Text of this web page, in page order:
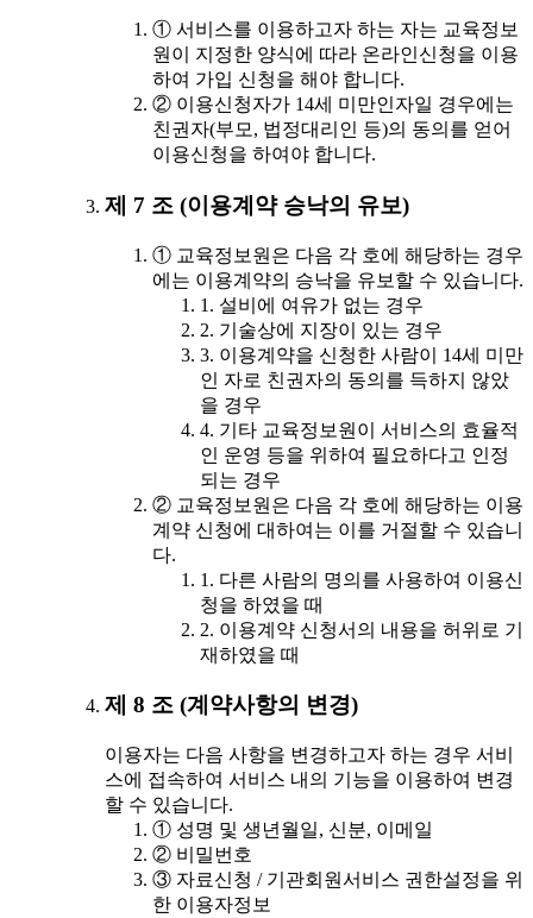
① 서비스를 이용하고자 하는 자는 교육정보
원이 지정한 양식에 따라 온라인신청을 이용
하여 가입 신청을 해야 합니다.
② 이용신청자가 14세 미만인자일 경우에는
친권자(부모, 법정대리인 등)의 동의를 얻어
이용신청을 하여야 합니다.
제 7 조 (이용계약 승낙의 유보)
① 교육정보원은 다음 각 호에 해당하는 경우
에는 이용계약의 승낙을 유보할 수 있습니다.
1. 설비에 여유가 없는 경우
2. 기술상에 지장이 있는 경우
3. 이용계약을 신청한 사람이 14세 미만
인 자로 친권자의 동의를 득하지 않았
을 경우
4. 기타 교육정보원이 서비스의 효율적
인 운영 등을 위하여 필요하다고 인정
되는 경우
② 교육정보원은 다음 각 호에 해당하는 이용
계약 신청에 대하여는 이를 거절할 수 있습니
다.
1. 다른 사람의 명의를 사용하여 이용신
청을 하였을 때
2. 이용계약 신청서의 내용을 허위로 기
재하였을 때
제 8 조 (계약사항의 변경)
이용자는 다음 사항을 변경하고자 하는 경우 서비
스에 접속하여 서비스 내의 기능을 이용하여 변경
할 수 있습니다.
① 성명 및 생년월일, 신분, 이메일
② 비밀번호
③ 자료신청 / 기관회원서비스 권한설정을 위
한 이용자정보